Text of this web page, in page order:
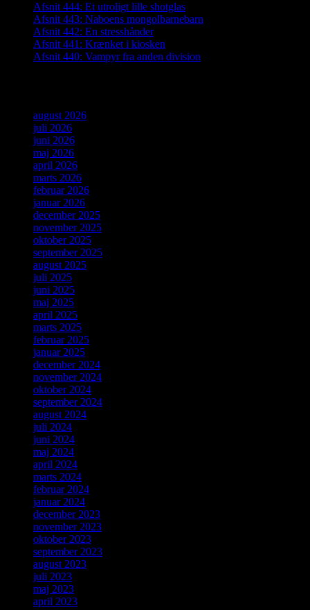
Afsnit 444: Et utroligt lille shotglas
Afsnit 443: Naboens mongolbarnebarn
Afsnit 442: En stresshånder
Afsnit 441: Krænket i kiosken
Afsnit 440: Vampyr fra anden division
august 2026
juli 2026
juni 2026
maj 2026
april 2026
marts 2026
februar 2026
januar 2026
december 2025
november 2025
oktober 2025
september 2025
august 2025
juli 2025
juni 2025
maj 2025
april 2025
marts 2025
februar 2025
januar 2025
december 2024
november 2024
oktober 2024
september 2024
august 2024
juli 2024
juni 2024
maj 2024
april 2024
marts 2024
februar 2024
januar 2024
december 2023
november 2023
oktober 2023
september 2023
august 2023
juli 2023
maj 2023
april 2023